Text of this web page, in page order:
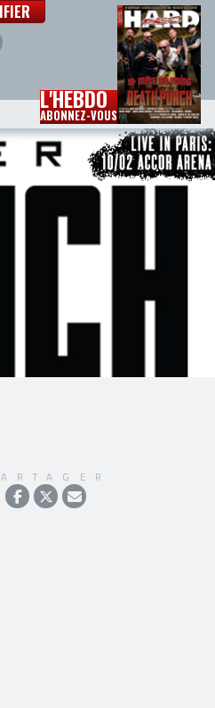
L'HEBDO
ABONNEZ-VOUS